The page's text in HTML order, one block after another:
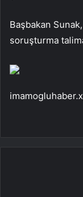
Başbakan
soruşturma